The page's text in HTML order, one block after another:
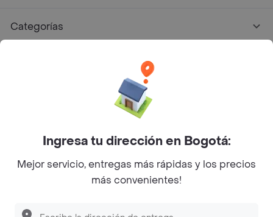
Categorías
Facebook
Twitter
Instagram
©2026Rappi Inc. All rights reserved.
Ingresa tu dirección en Bogotá:
Mejor servicio, entregas más rápidas y los precios
más convenientes!